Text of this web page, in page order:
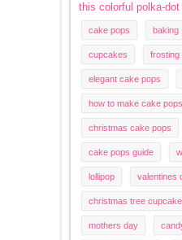
this colorful polka-
cake pops baking
cupcakes frosting
elegant cake pops
how to make cake pops
christmas cake pops
cake pops guide
lollipop valentines
christmas tree
mothers day